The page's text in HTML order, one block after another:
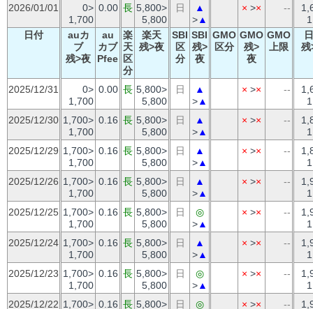
2026/01/01
0>
1,700
0.00 長 5,800>
5,800
日
▲
>▲
× >× --
日付
auカ
ブ
残>夜
au
カブ
Pfee
楽
天
区
分
楽天
残>夜
SBI
区
分
SBI
残>
夜
GMO
区分
GMO
残>
夜
GMO
上限
残
2025/12/31
0>
1,700
0.00 長 5,800>
5,800
日
▲
>▲
× >× --
2025/12/30 1,700>
1,700
0.16 長 5,800>
5,800
日
▲
>▲
× >× --
2025/12/29 1,700>
1,700
0.16 長 5,800>
5,800
日
▲
>▲
× >× --
2025/12/26 1,700>
1,700
0.16 長 5,800>
5,800
日
▲
>▲
× >× --
2025/12/25 1,700>
1,700
0.16 長 5,800>
5,800
日
◎
>▲
× >× --
2025/12/24 1,700>
1,700
0.16 長 5,800>
5,800
日
▲
>▲
× >× --
2025/12/23 1,700>
1,700
0.16 長 5,800>
5,800
日
◎
>▲
× >× --
2025/12/22 1,700> 0.16 長 5,800>
日
◎
× >× --